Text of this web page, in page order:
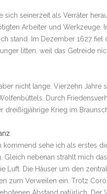
sich seinerzeit als Verräter
Arbeiter und Werkzeuge.
stand. Im Dezember 1627
litten, weil das Getreide
nicht lange. Vierzehn
Durch
dreißigjährige Krieg im
kommend sehe ich als erstes
Gleich nebenan strahlt mich
Luft. Die Häuser um den
zum Verweilen ein. Trotz